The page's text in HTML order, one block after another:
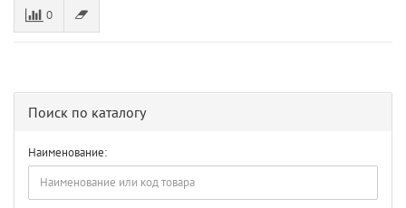
0
Поиск по каталогу
Наименование: